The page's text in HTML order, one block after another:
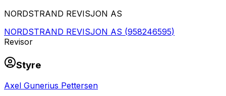
NORDSTRAND REVISJON AS
NORDSTRAND REVISJON AS (958246595)
Revisor
Styre
Axel Gunerius Pettersen